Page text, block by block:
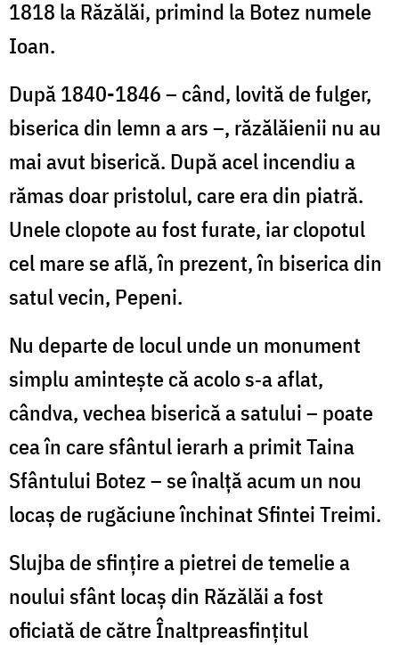
1818 la Răzălăi, primind la Botez numele
Ioan.
După 1840-1846 – când, lovită de fulger,
biserica din lemn a ars –, răzălăienii nu au
mai avut biserică. După acel incendiu a
rămas doar pristolul, care era din piatră.
Unele clopote au fost furate, iar clopotul
cel mare se află, în prezent, în biserica din
satul vecin, Pepeni.
Nu departe de locul unde un monument
simplu amintește că acolo s‑a aflat,
cândva, vechea biserică a satului – poate
cea în care sfântul ierarh a primit Taina
Sfântului Botez – se înalță acum un nou
locaș de rugăciune închinat Sfintei Treimi.
Slujba de sfinţire a pietrei de temelie a
noului sfânt locaş din Răzălăi a fost
oficiată de către Înaltpreasfinţitul